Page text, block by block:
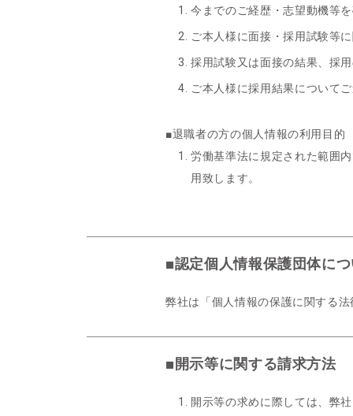
今までのご経歴・志望動機等
ご本人様に面接・採用試験等
採用試験又は面接の結果、採
ご本人様に採用結果について
■退職者の方の個人情報の利用目的
労働基準法に規定された範囲
用致します。
■認定個人情報保護団体に
弊社は「個人情報の保護に関する
■開示等に関する請求方法
開示等の求めに際しては、弊